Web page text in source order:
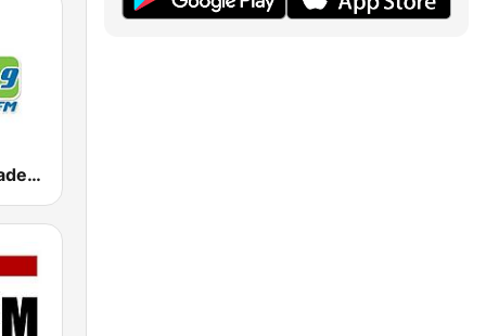
Rádio Liberdade FM 92.9